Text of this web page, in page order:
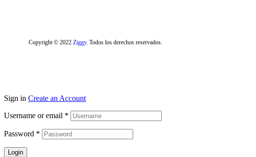
Copyright © 2022 Ziggy. Todos los derechos reservados.
Sign in Create an Account
Username or email *
Password *
Login